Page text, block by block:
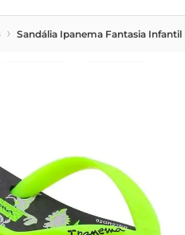
Sandália Ipanema Fantasia